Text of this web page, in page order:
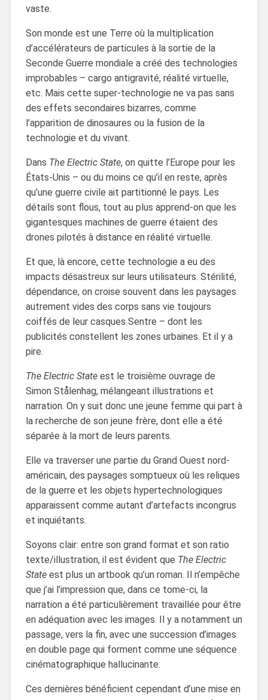
vaste.
Son monde est une Terre où la multiplication
d’accélérateurs de particules à la sortie de la
Seconde Guerre mondiale a créé des technologies
improbables – cargo antigravité, réalité virtuelle,
etc. Mais cette super-technologie ne va pas sans
des effets secondaires bizarres, comme
l’apparition de dinosaures ou la fusion de la
technologie et du vivant.
Dans The Electric State, on quitte l’Europe pour les
États-Unis – ou du moins ce qu’il en reste, après
qu’une guerre civile ait partitionné le pays. Les
détails sont flous, tout au plus apprend-on que les
gigantesques machines de guerre étaient des
drones pilotés à distance en réalité virtuelle.
Et que, là encore, cette technologie a eu des
impacts désastreux sur leurs utilisateurs. Stérilité,
dépendance, on croise souvent dans les paysages
autrement vides des corps sans vie toujours
coiffés de leur casques Sentre – dont les
publicités constellent les zones urbaines. Et il y a
pire.
The Electric Stateest le troisième ouvrage de
Simon Stålenhag, mélangeant illustrations et
narration. On y suit donc une jeune femme qui part à
la recherche de son jeune frère, dont elle a été
séparée à la mort de leurs parents.
Elle va traverser une partie du Grand Ouest nord-
américain, des paysages somptueux où les reliques
de la guerre et les objets hypertechnologiques
apparaissent comme autant d’artefacts incongrus
et inquiétants.
Soyons clair: entre son grand format et son ratio
texte/illustration, il est évident que The Electric
Stateest plus un artbook qu’un roman. Il n’empêche
que j’ai l’impression que, dans ce tome-ci, la
narration a été particulièrement travaillée pour être
en adéquation avec les images. Il y a notamment un
passage, vers la fin, avec une succession d’images
en double page qui forment comme une séquence
cinématographique hallucinante.
Ces dernières bénéficient cependant d’une mise en